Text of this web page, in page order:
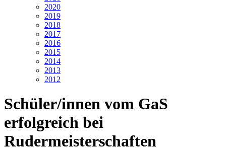
2020
2019
2018
2017
2016
2015
2014
2013
2012
Schüler/innen vom GaS
erfolgreich bei
Rudermeisterschaften